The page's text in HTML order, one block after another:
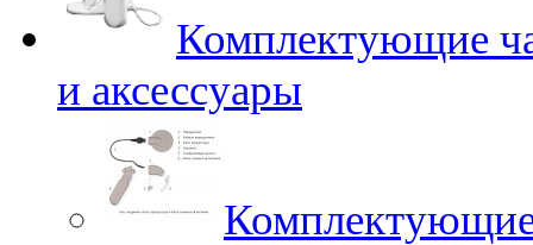
Комплектующие
и аксессуары